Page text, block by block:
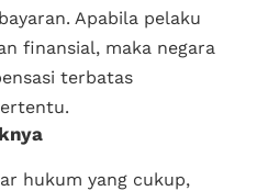
Apabila pelaku
finansial, maka negara
terbatas
hukum yang cukup,